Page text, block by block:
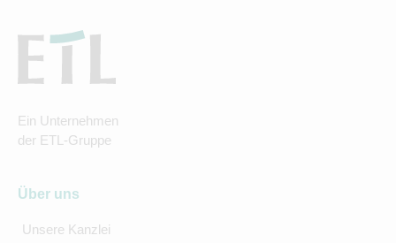
Ein Unternehmen
der ETL-Gruppe
Über uns
Unsere Kanzlei